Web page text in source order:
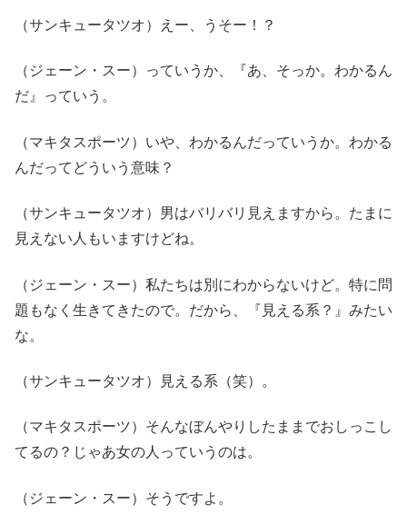
（サンキュータツオ）えー、うそー！？
（ジェーン・スー）っていうか、『あ、そっか。わかるん
だ』っていう。
（マキタスポーツ）いや、わかるんだっていうか。わかる
んだってどういう意味？
（サンキュータツオ）男はバリバリ見えますから。たまに
見えない人もいますけどね。
（ジェーン・スー）私たちは別にわからないけど。特に問
題もなく生きてきたので。だから、『見える系？』みたい
な。
（サンキュータツオ）見える系（笑）。
（マキタスポーツ）そんなぼんやりしたままでおしっこし
てるの？じゃあ女の人っていうのは。
（ジェーン・スー）そうですよ。